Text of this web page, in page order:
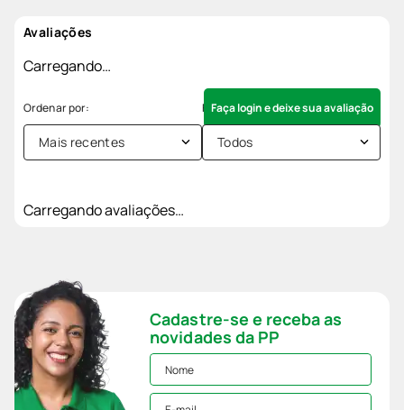
Avaliações
Carregando…
Faça login e deixe sua avaliação
Mais recentes Todos
Carregando avaliações…
Cadastre-se e receba as
novidades da PP